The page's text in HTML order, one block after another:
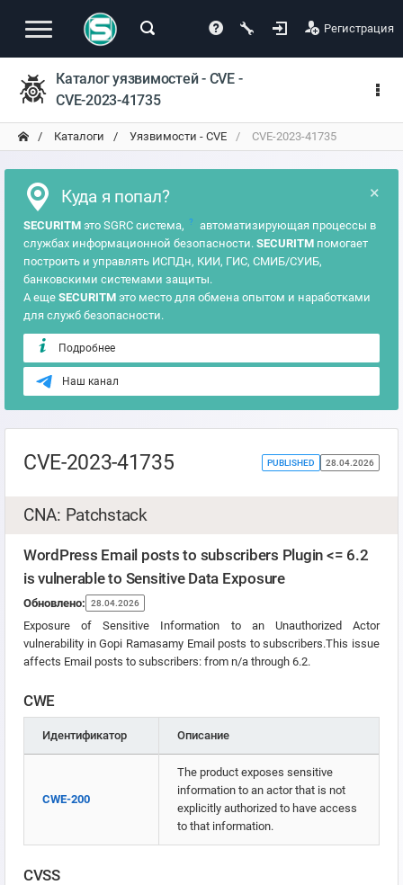
Регистрация
Каталог уязвимостей - CVE -
CVE-2023-41735
Каталоги Уязвимости - CVE CVE-2023-41735
×
Куда я попал?
SECURITM это SGRC система, ?
автоматизирующая процессы в
службах информационной безопасности. SECURITM помогает
построить и управлять ИСПДн, КИИ, ГИС, СМИБ/СУИБ,
банковскими системами защиты.
А еще SECURITM это место для обмена опытом и наработками
для служб безопасности.
Подробнее
Наш канал
CVE-2023-41735 PUBLISHED 28.04.2026
CNA: Patchstack
WordPress Email posts to subscribers Plugin <= 6.2
is vulnerable to Sensitive Data Exposure
Обновлено: 28.04.2026
Exposure of Sensitive Information to an Unauthorized Actor
vulnerability in Gopi Ramasamy Email posts to subscribers.This issue
affects Email posts to subscribers: from n/a through 6.2.
CWE
Идентификатор Описание
CWE-200
The product exposes sensitive
information to an actor that is not
explicitly authorized to have access
to that information.
CVSS